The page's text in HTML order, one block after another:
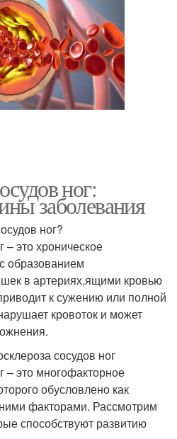
ног:
заболевания
ног?
– это хроническое
образованием
в артериях,ящими кровью
к сужению или полной
кровоток и может
сосудов ног
– это многофакторное
обусловлено как
факторами. Рассмотрим
способствуют развитию